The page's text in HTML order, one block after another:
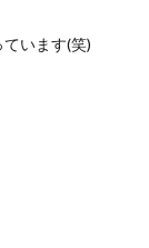
います(笑)